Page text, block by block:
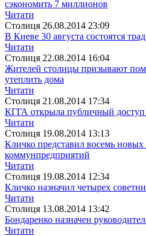
сэкономить 7 миллионов
Читати
Столиця 26.08.2014 23:09
В Киеве 30 августа состоятся
Читати
Столиця 22.08.2014 16:04
Жителей столицы призывают
утеплить дома
Читати
Столиця 21.08.2014 17:34
КГГА открыла публичный
Читати
Столиця 19.08.2014 13:13
Кличко представил восемь новых
коммунпредприятий
Читати
Столиця 19.08.2014 12:34
Кличко назначил четырех
Читати
Столиця 13.08.2014 13:42
Бондаренко назначен
Читати